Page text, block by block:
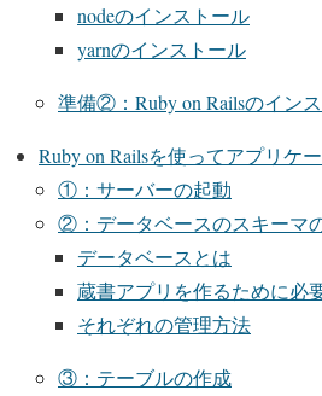
nodeのインストール
yarnのインストール
準備②：Ruby on Railsのイン
Ruby on Railsを使ってアプリケ
①：サーバーの起動
②：データベースのスキーマ
データベースとは
蔵書アプリを作るために必
それぞれの管理方法
③：テーブルの作成